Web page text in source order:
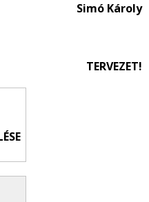
Simó Károly
TERVEZET!